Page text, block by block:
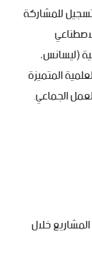
للمشاركة
(ليسانس،
المتميزة
الجماعي.
خلال